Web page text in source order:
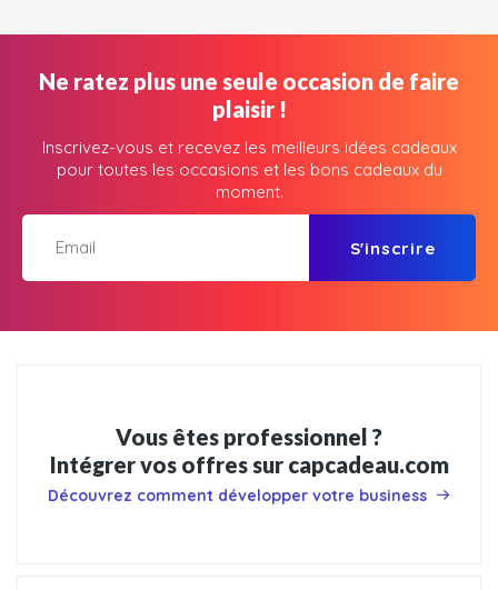
Ne ratez plus une seule occasion de faire
plaisir !
Inscrivez-vous et recevez les meilleurs idées cadeaux
pour toutes les occasions et les bons cadeaux du
moment.
S'inscrire
Vous êtes professionnel ?
Intégrer vos offres sur capcadeau.com
Découvrez comment développer votre business